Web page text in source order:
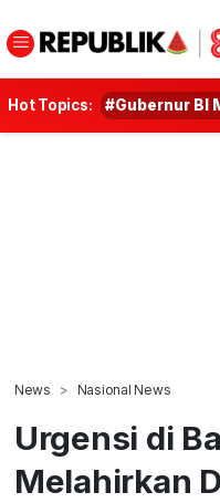
Hot Topics: #Gubernur BI
News Nasional News
Urgensi di
Melahirkan